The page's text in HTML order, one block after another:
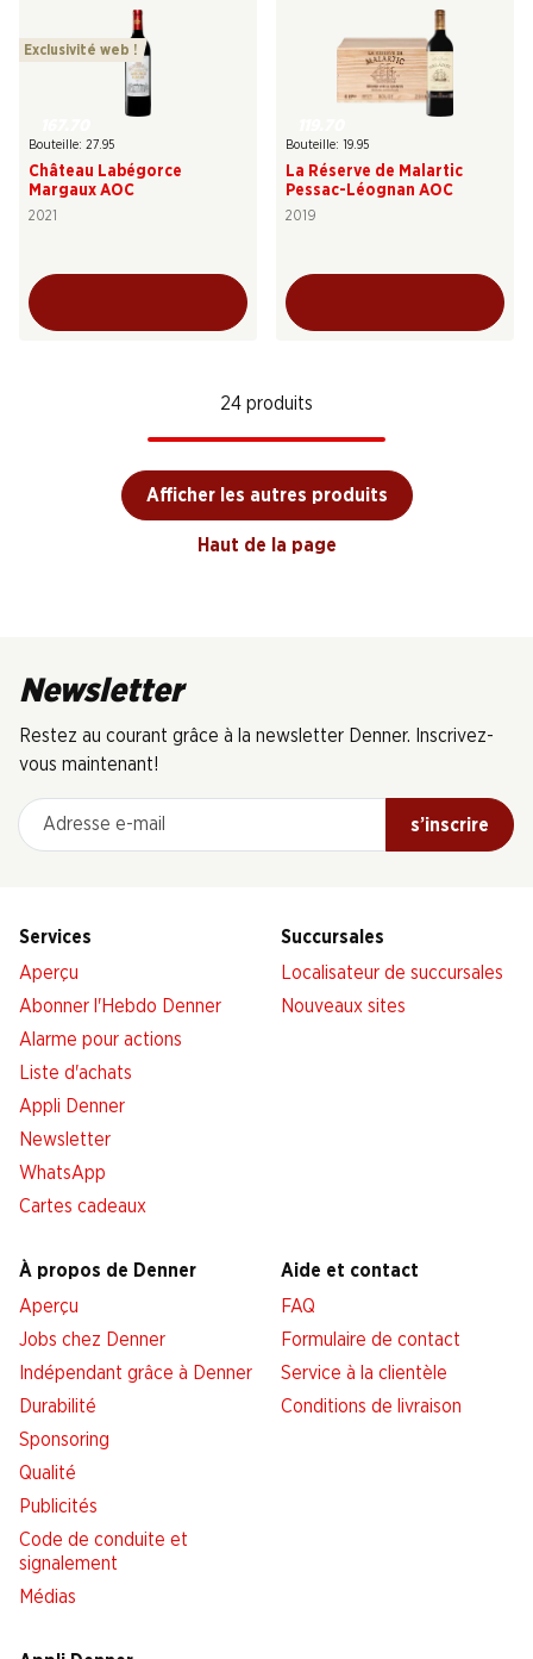
Exclusivité web !
Bouteille: 27.95
Château Labégorce
Margaux AOC
2021
Bouteille: 19.95
La Réserve de Malartic
Pessac-Léognan AOC
2019
24 produits
Afficher les autres produits
Haut de la page
Newsletter
Restez au courant grâce à la newsletter Denner. Inscrivez-
vous maintenant!
Adresse e-mail
s’inscrire
Services
Aperçu
Abonner l'Hebdo Denner
Alarme pour actions
Liste d'achats
Appli Denner
Newsletter
WhatsApp
Cartes cadeaux
Succursales
Localisateur de succursales
Nouveaux sites
À propos de Denner
Aperçu
Jobs chez Denner
Indépendant grâce à Denner
Durabilité
Sponsoring
Qualité
Publicités
Code de conduite et
signalement
Médias
Aide et contact
FAQ
Formulaire de contact
Service à la clientèle
Conditions de livraison